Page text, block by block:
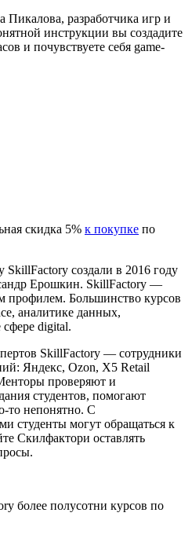
Пикалова, разработчика игр и
инструкции вы создадите
и почувствуете себя game-
скидка 5% к покупке по
создали в 2016 году
Ерошкин. SkillFactory —
Большинство курсов
аналитике данных,
digital.
SkillFactory — сотрудники
Яндекс, Ozon, X5 Retail
проверяют и
студентов, помогают
то непонятно. С
студенты могут обращаться к
Скилфактори оставлять
более полусотни курсов по